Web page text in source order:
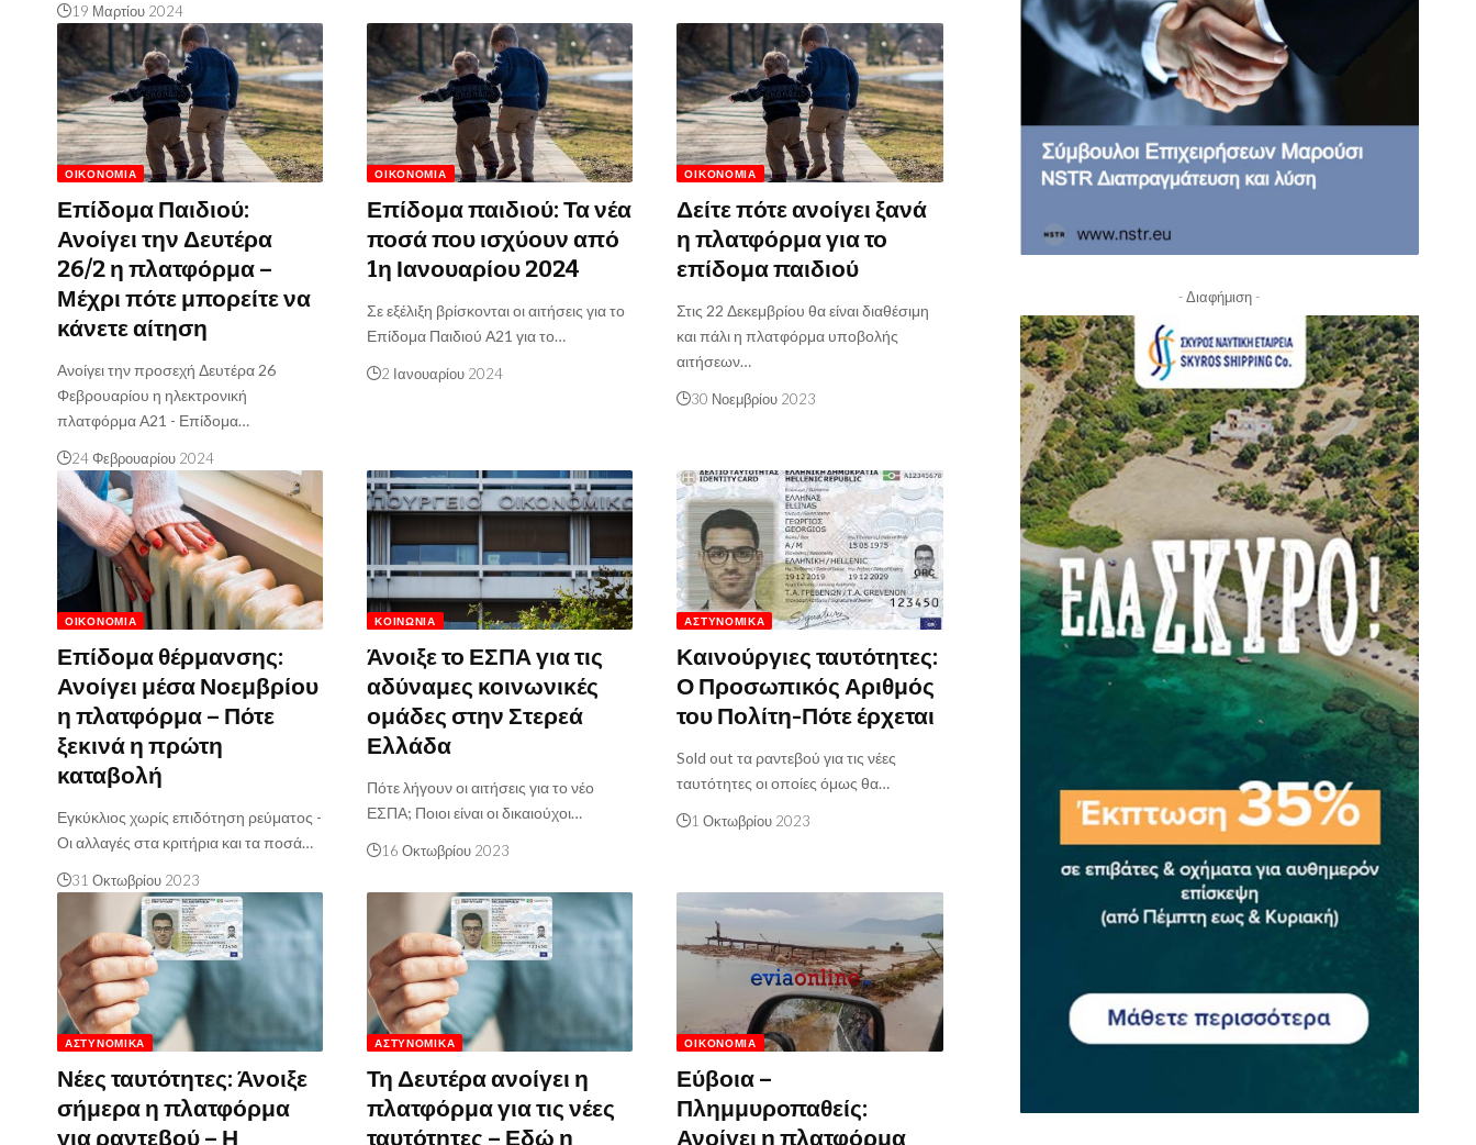
19 Μαρτίου 2024
ΟΙΚΟΝΟΜΊΑ
Επίδομα Παιδιού:
Ανοίγει την Δευτέρα
26/2 η πλατφόρμα –
Μέχρι πότε μπορείτε να
κάνετε αίτηση
Ανοίγει την προσεχή Δευτέρα 26
Φεβρουαρίου η ηλεκτρονική
πλατφόρμα Α21 - Επίδομα…
24 Φεβρουαρίου 2024
ΟΙΚΟΝΟΜΊΑ
Επίδομα παιδιού: Τα νέα
ποσά που ισχύουν από
1η Ιανουαρίου 2024
Σε εξέλιξη βρίσκονται οι αιτήσεις για το
Επίδομα Παιδιού Α21 για το…
2 Ιανουαρίου 2024
ΟΙΚΟΝΟΜΊΑ
Δείτε πότε ανοίγει ξανά
η πλατφόρμα για το
επίδομα παιδιού
Στις 22 Δεκεμβρίου θα είναι διαθέσιμη
και πάλι η πλατφόρμα υποβολής
αιτήσεων…
30 Νοεμβρίου 2023
ΟΙΚΟΝΟΜΊΑ
Επίδομα θέρμανσης:
Ανοίγει μέσα Νοεμβρίου
η πλατφόρμα – Πότε
ξεκινά η πρώτη
καταβολή
Εγκύκλιος χωρίς επιδότηση ρεύματος -
Οι αλλαγές στα κριτήρια και τα ποσά…
31 Οκτωβρίου 2023
ΚΟΙΝΩΝΊΑ
Άνοιξε το ΕΣΠΑ για τις
αδύναμες κοινωνικές
ομάδες στην Στερεά
Ελλάδα
Πότε λήγουν οι αιτήσεις για το νέο
ΕΣΠΑ; Ποιοι είναι οι δικαιούχοι…
16 Οκτωβρίου 2023
ΑΣΤΥΝΟΜΙΚΆ
Καινούργιες ταυτότητες:
Ο Προσωπικός Αριθμός
του Πολίτη-Πότε έρχεται
Sold out τα ραντεβού για τις νέες
ταυτότητες οι οποίες όμως θα…
1 Οκτωβρίου 2023
ΑΣΤΥΝΟΜΙΚΆ
Νέες ταυτότητες: Άνοιξε
σήμερα η πλατφόρμα
για ραντεβού – Η
ΑΣΤΥΝΟΜΙΚΆ
Τη Δευτέρα ανοίγει η
πλατφόρμα για τις νέες
ταυτότητες – Εδώ η
ΟΙΚΟΝΟΜΊΑ
Εύβοια –
Πλημμυροπαθείς:
Ανοίγει η πλατφόρμα
- Διαφήμιση -